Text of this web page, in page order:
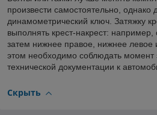
произвести самостоятельно, однако
динамометрический ключ. Затяжку
выполнять крест-накрест:
затем нижнее правое, нижнее левое
этом необходимо соблюдать момент
технической документации к
Скрыть